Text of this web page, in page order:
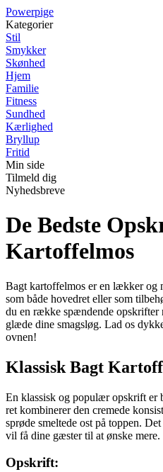
Powerpige
Kategorier
Stil
Smykker
Skønhed
Hjem
Familie
Fitness
Sundhed
Kærlighed
Bryllup
Fritid
Min side
Tilmeld dig
Nyhedsbreve
De Bedste
Kartoffelmos
Bagt kartoffelmos er en lækker og
som både hovedret eller som
du en række spændende opskrifter
glæde dine smagsløg. Lad os
ovnen!
Klassisk Bagt
En klassisk og populær opskrift er
ret kombinerer den cremede
sprøde smeltede ost på toppen.
vil få dine gæster til at ønske mere.
Opskrift: